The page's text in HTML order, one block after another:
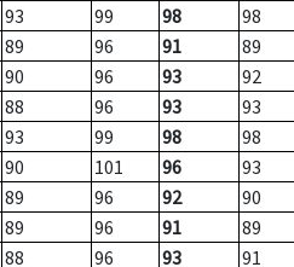
93 99 98
98
89 96 91
89
90 96 93
92
88 96 93
93
93 99 98
98
90 101 96
93
89 96 92
90
89 96 91
89
88 96 93 91